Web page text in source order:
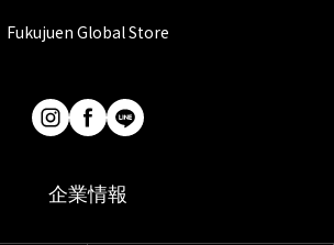
Fukujuen Global Store
企業情報